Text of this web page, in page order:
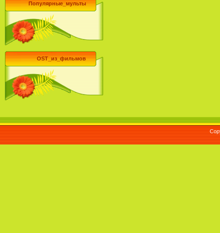
Популярные_мульты
OST_из_фильмов